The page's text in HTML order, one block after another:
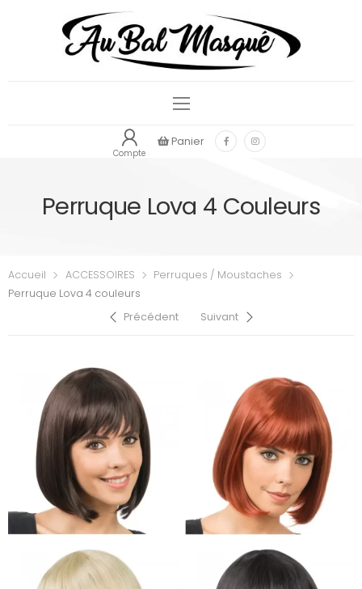
Compte
Panier
Perruque Lova 4 Couleurs
Accueil ACCESSOIRES
Perruques / Moustaches
Perruque Lova 4 couleurs
Précédent
Suivant